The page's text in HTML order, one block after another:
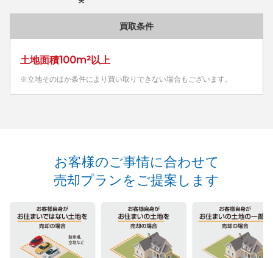
買取条件
土地面積100m²以上
※立地そのほか条件により買い取りできない場合もございます。
お客様のご事情に合わせて
売却プランをご提案します